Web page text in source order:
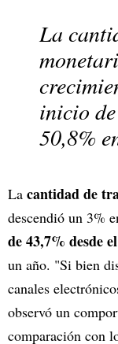
La
inicio
50,8%
La cantidad de
descendió un 3%
de 43,7% desde
un año. "Si bien
canales
observó un
comparación con